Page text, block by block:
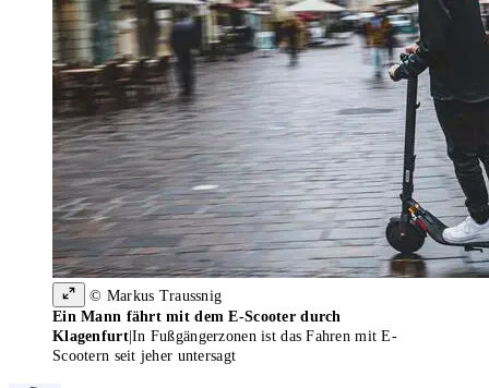
© Markus Traussnig
Ein Mann fährt mit dem E-Scooter durch
Klagenfurt|In Fußgängerzonen ist das Fahren mit E-
Scootern seit jeher untersagt